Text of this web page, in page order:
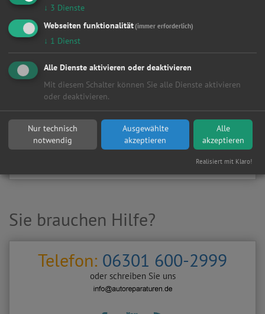
10963
Berlin
Autowerkstatt
Kundenanfragen erhalten?
▶ Werkstatt aktivieren
Sie möchten aufAutoreparaturen.dean dieseKFZ-Werkstatt
eine kostenlose und unverbindliche Reparaturanfrage
stellen?
Werkstattanfrage stellen
Sie brauchen Hilfe?
Telefon: 06301 600-2999
oder schreiben Sie uns
↓ 3 Dienste
Webseiten funktionalität(immer erforderlich)
↓ 1 Dienst
Alle Dienste aktivieren oder deaktivieren
Mit diesem Schalter können Sie alle Dienste aktivieren
oder deaktivieren.
Nur technisch
notwendig
Ausgewählte
akzeptieren
Alle
akzeptieren
Realisiert mit Klaro!